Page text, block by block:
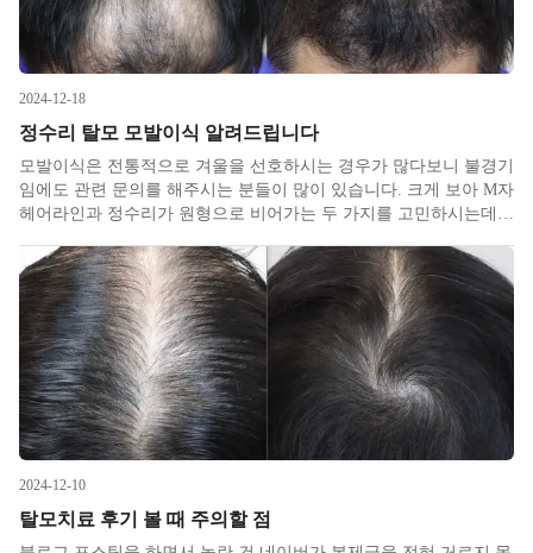
2024-12-18
정수리 탈모 모발이식 알려드립니다
모발이식은 전통적으로 겨울을 선호하시는 경우가 많다보니 불경기
임에도 관련 문의를 해주시는 분들이 많이 있습니다. 크게 보아 M자
헤어라인과 정수리가 원형으로 비어가는 두 가지를 고민하시는데
도 많이 하시지만 후자의 경우에는 일반적으로 수술을 고려하기에
앞서 처방약을
2024-12-10
탈모치료 후기 볼 때 주의할 점